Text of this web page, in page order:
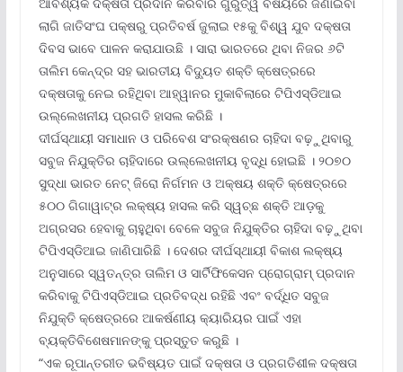
ଲାଗି ଜାତିସଂଘ ପକ୍ଷରୁ ପ୍ରତିବର୍ଷ ଜୁଲାଇ ୧୫କୁ ବିଶ୍ୱ ଯୁବ ଦକ୍ଷତା
ଦିବସ ଭାବେ ପାଳନ କରାଯାଉଛି । ସାରା ଭାରତରେ ଥିବା ନିଜର ୬ଟି
ତାଲିମ କେନ୍ଦ୍ର ସହ ଭାରତୀୟ ବିଦ୍ୟୁତ ଶକ୍ତି କ୍ଷେତ୍ରରେ
ଦକ୍ଷତାକୁ ନେଇ ରହିଥିବା ଆହ୍ୱାନର ମୁକାବିଲାରେ ଟିପିଏସ୍‌ଡିଆଇ
ଉଲ୍ଲେଖନୀୟ ପ୍ରଗତି ହାସଲ କରିଛି ।
ଦୀର୍ଘସ୍ଥାୟୀ ସମାଧାନ ଓ ପରିବେଶ ସଂରକ୍ଷଣର ଚାହିଦା ବଢ଼ୁଥିବାରୁ
ସବୁଜ ନିଯୁକ୍ତିର ଚାହିଦାରେ ଉଲ୍ଲେଖନୀୟ ବୃଦ୍ଧି ହୋଇଛି । ୨୦୭୦
ସୁଦ୍ଧା ଭାରତ ନେଟ୍ ଜିରୋ ନିର୍ଗମନ ଓ ଅକ୍ଷୟ ଶକ୍ତି କ୍ଷେତ୍ରରେ
୫୦୦ ଗିଗାୱାଟ୍‌ର ଲକ୍ଷ୍ୟ ହାସଲ କରି ସ୍ୱଚ୍ଛ ଶକ୍ତି ଆଡ଼କୁ
ଅଗ୍ରସର ହେବାକୁ ଚାହୁଥିବା ବେଳେ ସବୁଜ ନିଯୁକ୍ତିର ଚାହିଦା ବଢ଼ୁଥିବା
ଟିପିଏସ୍‌ଡିଆଇ ଜାଣିପାରିଛି । ଦେଶର ଦୀର୍ଘସ୍ଥାୟୀ ବିକାଶ ଲକ୍ଷ୍ୟ
ଅନୁସାରେ ସ୍ୱତନ୍ତ୍ର ତାଲିମ ଓ ସାର୍ଟିଫିକେସନ ପ୍ରୋଗ୍ରାମ୍ ପ୍ରଦାନ
କରିବାକୁ ଟିପିଏସ୍‌ଡିଆଇ ପ୍ରତିବଦ୍ଧ ରହିଛି ଏବଂ ବର୍ଦ୍ଧିତ ସବୁଜ
ନିଯୁକ୍ତି କ୍ଷେତ୍ରରେ ଆକର୍ଷଣୀୟ କ୍ୟାରିୟର ପାଇଁ ଏହା
ବ୍ୟକ୍ତିବିଶେଷମାନଙ୍କୁ ପ୍ରସ୍ତୁତ କରୁଛି ।
“ଏକ ରୂପାନ୍ତରୀତ ଭବିଷ୍ୟତ ପାଇଁ ଦକ୍ଷତା ଓ ପ୍ରଗତିଶୀଳ ଦକ୍ଷତା